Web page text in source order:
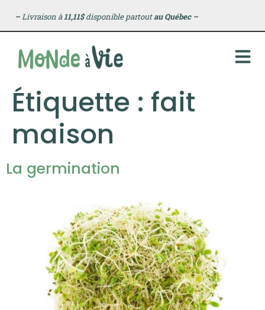
principal
–Livraison à11,11$disponible partoutau Québec –
Étiquette : fait
maison
La germination